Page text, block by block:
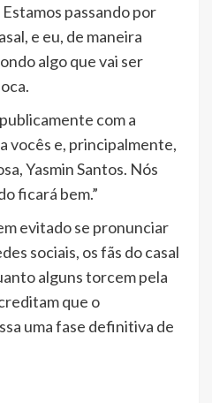
passando por
e eu, de maneira
algo que vai ser
com a
vocês e, principalmente,
Yasmin Santos. Nós
ficará bem.”
evitado se pronunciar
sociais, os fãs do casal
alguns torcem pela
que o
uma fase definitiva de